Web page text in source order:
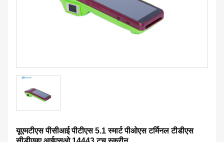
यूएमटीएस पीसीआई पीटीएस 5.1 स्मार्ट पीओएस टर्मिनल टीडीएस